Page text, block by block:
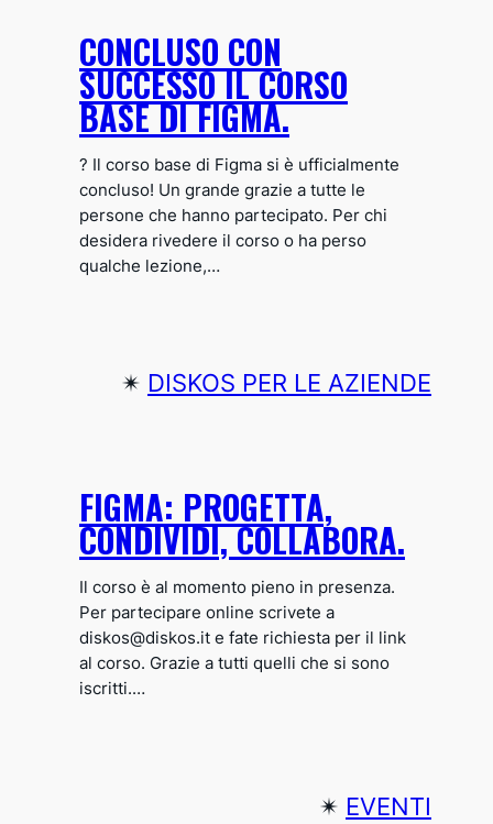
CONCLUSO CON
SUCCESSO IL CORSO
BASE DI FIGMA.
? Il corso base di Figma si è ufficialmente
concluso! Un grande grazie a tutte le
persone che hanno partecipato. Per chi
desidera rivedere il corso o ha perso
qualche lezione,…
✴︎ DISKOS PER LE AZIENDE
FIGMA: PROGETTA,
CONDIVIDI, COLLABORA.
Il corso è al momento pieno in presenza.
Per partecipare online scrivete a
diskos@diskos.it e fate richiesta per il link
al corso. Grazie a tutti quelli che si sono
iscritti.…
✴︎ EVENTI